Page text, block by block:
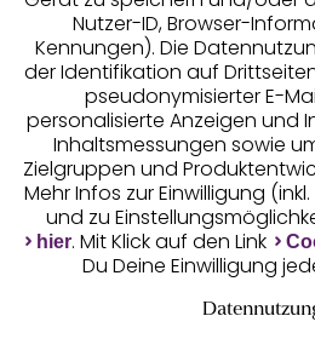
Geprüfte Sicherheit
Unsere Apps
Nutzer-ID, Browser-
Kennungen). Die
der Identifikation auf
pseudonymisierter E-
personalisierte Anzeigen und
Inhaltsmessungen sowie
Zielgruppen und
Mehr Infos zur Einwilligung
und zu
hier. Mit Klick auf den Link
Du Deine Einwilligung